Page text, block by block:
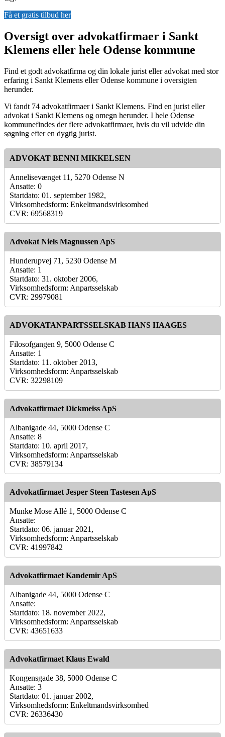
Få et gratis tilbud her
Oversigt over advokatfirmaer i Sankt
Klemens eller hele Odense kommune
Find et godt advokatfirma og din lokale jurist eller advokat med stor
erfaring i Sankt Klemens eller Odense kommune i oversigten
herunder.
Vi fandt 74 advokatfirmaer i Sankt Klemens. Find en jurist eller
advokat i Sankt Klemens og omegn herunder. I hele Odense
kommunefindes der flere advokatfirmaer, hvis du vil udvide din
søgning efter en dygtig jurist.
ADVOKAT BENNI MIKKELSEN
Annelisevænget 11, 5270 Odense N
Ansatte: 0
Startdato: 01. september 1982,
Virksomhedsform: Enkeltmandsvirksomhed
CVR: 69568319
Advokat Niels Magnussen ApS
Hunderupvej 71, 5230 Odense M
Ansatte: 1
Startdato: 31. oktober 2006,
Virksomhedsform: Anpartsselskab
CVR: 29979081
ADVOKATANPARTSSELSKAB HANS HAAGES
Filosofgangen 9, 5000 Odense C
Ansatte: 1
Startdato: 11. oktober 2013,
Virksomhedsform: Anpartsselskab
CVR: 32298109
Advokatfirmaet Dickmeiss ApS
Albanigade 44, 5000 Odense C
Ansatte: 8
Startdato: 10. april 2017,
Virksomhedsform: Anpartsselskab
CVR: 38579134
Advokatfirmaet Jesper Steen Tastesen ApS
Munke Mose Allé 1, 5000 Odense C
Ansatte:
Startdato: 06. januar 2021,
Virksomhedsform: Anpartsselskab
CVR: 41997842
Advokatfirmaet Kandemir ApS
Albanigade 44, 5000 Odense C
Ansatte:
Startdato: 18. november 2022,
Virksomhedsform: Anpartsselskab
CVR: 43651633
Advokatfirmaet Klaus Ewald
Kongensgade 38, 5000 Odense C
Ansatte: 3
Startdato: 01. januar 2002,
Virksomhedsform: Enkeltmandsvirksomhed
CVR: 26336430